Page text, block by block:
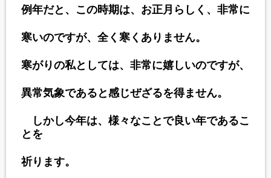
例年だと、この時期は、お正月らしく、非常に
寒いのですが、全く寒くありません。
寒がりの私としては、非常に嬉しいのですが、
異常気象であると感じぜざるを得ません。
しかし今年は、様々なことで良い年であるこ
とを
祈ります。